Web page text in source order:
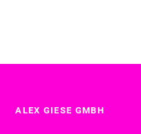
ALEX GIESE GMBH